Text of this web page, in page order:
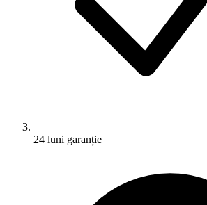
24 luni garanție